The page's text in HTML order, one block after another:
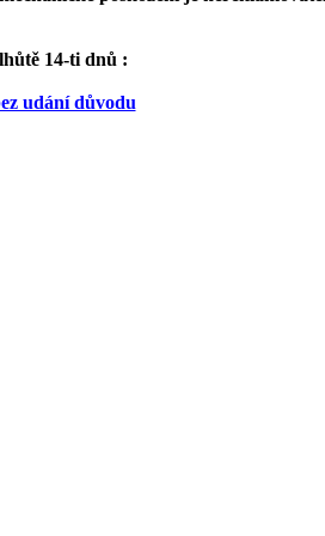
14-ti dnů :
udání důvodu